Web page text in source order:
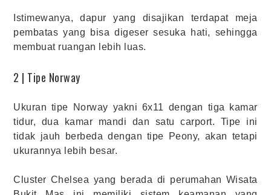
Istimewanya, dapur yang disajikan terdapat meja
pembatas yang bisa digeser sesuka hati, sehingga
membuat ruangan lebih luas.
2 | Tipe Norway
Ukuran tipe Norway yakni 6x11 dengan tiga kamar
tidur, dua kamar mandi dan satu carport. Tipe ini
tidak jauh berbeda dengan tipe Peony, akan tetapi
ukurannya lebih besar.
Cluster Chelsea yang berada di perumahan Wisata